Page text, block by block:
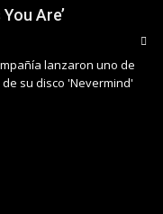
Are’
lanzaron uno de
su disco 'Nevermind'